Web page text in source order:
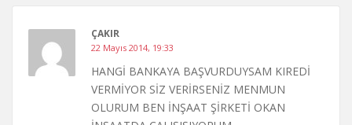
ÇAKIR
22 Mayıs 2014, 19:33
HANGİ BANKAYA BAŞVURDUYSAM KIREDİ
VERMİYOR SİZ VERİRSENİZ MENMUN
OLURUM BEN İNŞAAT ŞİRKETİ OKAN